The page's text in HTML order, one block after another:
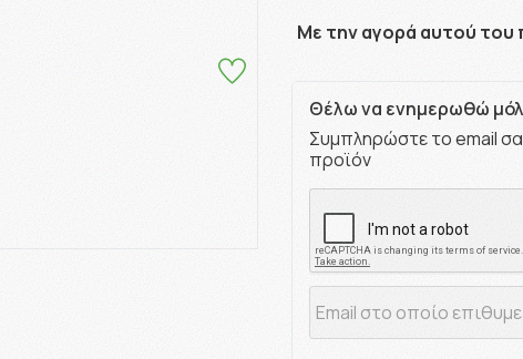
Με την αγορά αυτού του
Θέλω να ενημερωθώ
Συμπληρώστε το email
προϊόν